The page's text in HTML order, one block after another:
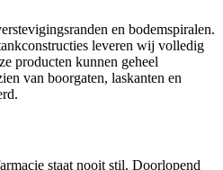
en bodemspiralen.
leveren wij volledig
producten kunnen geheel
van boorgaten, laskanten en
staat nooit stil. Doorlopend